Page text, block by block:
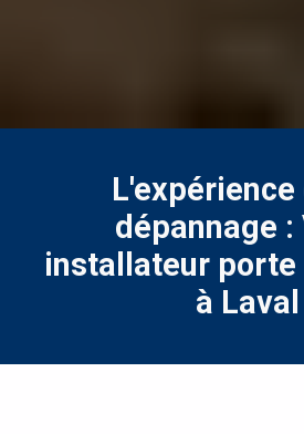
L'expérience
dépannage :
installateur porte
à Laval